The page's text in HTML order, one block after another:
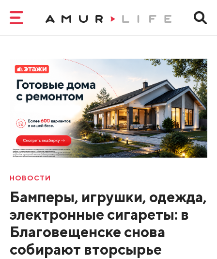
НОВОСТИ
Бамперы, игрушки, одежда,
электронные сигареты: в
Благовещенске снова
собирают вторсырье